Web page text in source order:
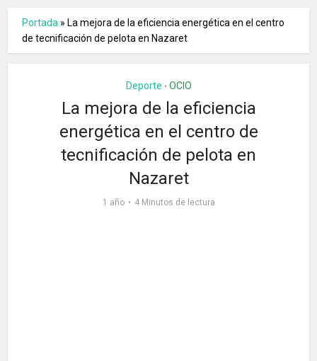
Portada » La mejora de la eficiencia energética en el centro
de tecnificación de pelota en Nazaret
Deporte • OCIO
La mejora de la eficiencia
energética en el centro de
tecnificación de pelota en
Nazaret
1 año 4 Minutos de lectura